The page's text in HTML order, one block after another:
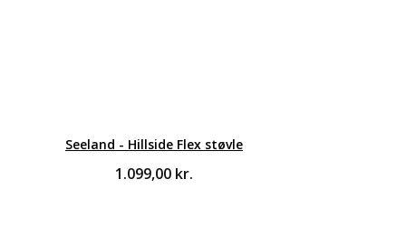
Seeland - Hillside Flex støvle
1.099,00 kr.